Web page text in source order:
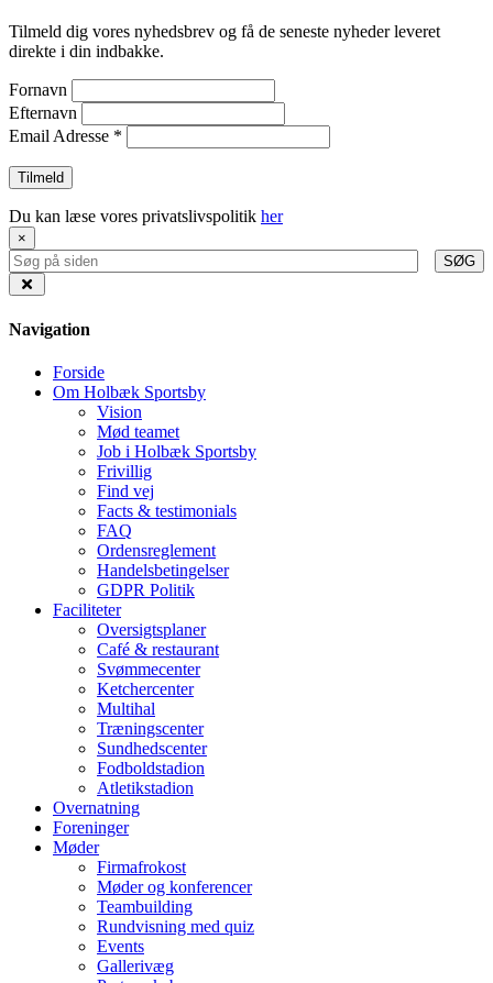
Tilmeld dig vores nyhedsbrev og få de seneste nyheder leveret
direkte i din indbakke.
Fornavn
Efternavn
Email Adresse *
Du kan læse vores privatslivspolitik her
×
SØG
Navigation
Forside
Om Holbæk Sportsby
Vision
Mød teamet
Job i Holbæk Sportsby
Frivillig
Find vej
Facts & testimonials
FAQ
Ordensreglement
Handelsbetingelser
GDPR Politik
Faciliteter
Oversigtsplaner
Café & restaurant
Svømmecenter
Ketchercenter
Multihal
Træningscenter
Sundhedscenter
Fodboldstadion
Atletikstadion
Overnatning
Foreninger
Møder
Firmafrokost
Møder og konferencer
Teambuilding
Rundvisning med quiz
Events
Gallerivæg